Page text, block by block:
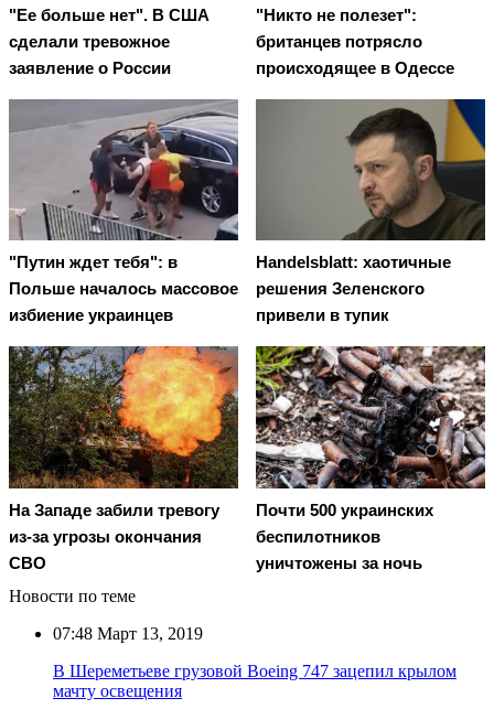
"Ее больше нет". В США
сделали тревожное
заявление о России
"Никто не полезет":
британцев потрясло
происходящее в Одессе
"Путин ждет тебя": в
Польше началось массовое
избиение украинцев
Handelsblatt: хаотичные
решения Зеленского
привели в тупик
На Западе забили тревогу
из-за угрозы окончания
СВО
Почти 500 украинских
беспилотников
уничтожены за ночь
Новости по теме
07:48 Март 13, 2019
В Шереметьеве грузовой Boeing 747 зацепил крылом
мачту освещения